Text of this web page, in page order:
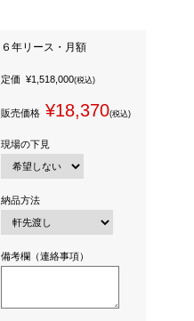
６年リース・月額
定価 ¥1,518,000(税込)
販売価格 ¥18,370(税込)
現場の下見
納品方法
備考欄（連絡事項）